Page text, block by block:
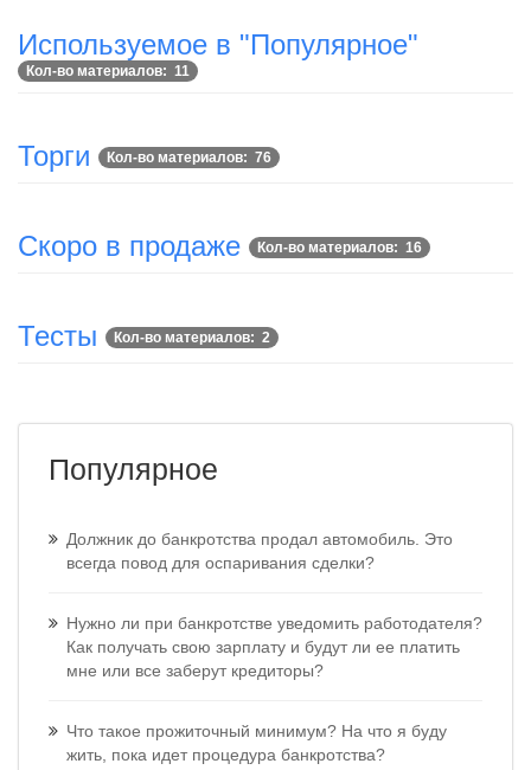
Используемое в "Популярное"
Кол-во материалов: 11
Торги Кол-во материалов: 76
Скоро в продаже Кол-во материалов: 16
Тесты Кол-во материалов: 2
Популярное
Должник до банкротства продал автомобиль. Это
всегда повод для оспаривания сделки?
Нужно ли при банкротстве уведомить работодателя?
Как получать свою зарплату и будут ли ее платить
мне или все заберут кредиторы?
Что такое прожиточный минимум? На что я буду
жить, пока идет процедура банкротства?